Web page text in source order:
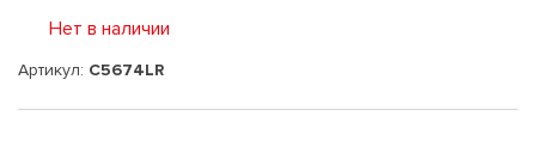
Нет в наличии
Артикул: C5674LR